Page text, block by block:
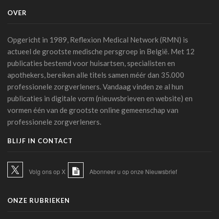
06 juli 2026 - 10:49
AZ Oostende test AI-toepassing die consultaties
automatisch omzet in medische verslagen
02 juli 2026 - 14:35
Anthropic lanceert “Claude Science”, een AI-werkomgeving
voor biomedisch onderzoek
01 juli 2026 - 20:51
Belgische primeur: een immersieve virtual reality-capsule
01 juli 2026 - 13:12
28 juni 2026 - 13:40
OVER
Opgericht in 1989, Reflexion Medical Network (RMN) is
actueel de grootste medische persgroep in België. Met 12
publicaties bestemd voor huisartsen, specialisten en
apothekers, bereiken alle titels samen méér dan 35.000
professionele zorgverleners. Vandaag vinden ze al hun
publicaties in digitale vorm (nieuwsbrieven en website) en
vormen één van de grootste online gemeenschap van
professionele zorgverleners.
BLIJF IN CONTACT
Volg ons op X Abonneer u op onze Nieuwsbrief
ONZE RUBRIEKEN